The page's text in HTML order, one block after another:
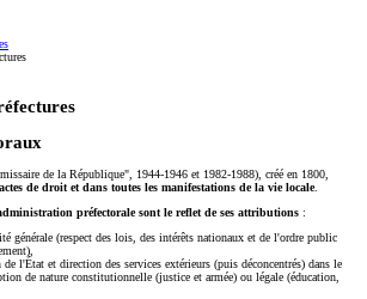
de la République", 1944-1946 et 1982-1988), créé en 1800,
de droit et dans toutes les manifestations de la vie locale.
préfectorale sont le reflet de ses attributions :
générale (respect des lois, des intérêts nationaux et de l'ordre public
l'État et direction des services extérieurs (puis déconcentrés) dans le
de nature constitutionnelle (justice et armée) ou légale (éducation,